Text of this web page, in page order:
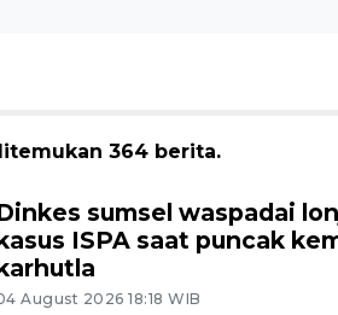
364 berita.
sumsel waspadai
ISPA saat puncak
August 2026 18:18 WIB